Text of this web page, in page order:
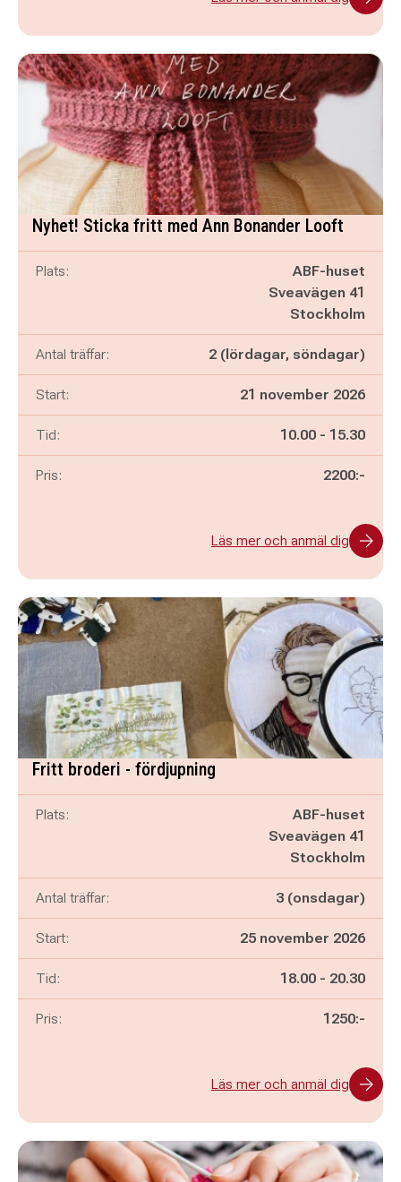
Nyhet! Sticka fritt med Ann Bonander Looft
Plats:
ABF-huset
Sveavägen 41
Stockholm
Antal träffar: 2 (lördagar, söndagar)
Start: 21 november 2026
Tid: Pågår mellan
10.00 - och
15.30
Pris: 2200:-
Läs mer och anmäl dig
Fritt broderi - fördjupning
Plats:
ABF-huset
Sveavägen 41
Stockholm
Antal träffar: 3 (onsdagar)
Start: 25 november 2026
Tid: Pågår mellan
18.00 - och
20.30
Pris: 1250:-
Läs mer och anmäl dig